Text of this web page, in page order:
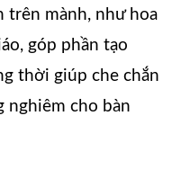
trên mành, như hoa
góp phần tạo
thời giúp che chắn
nghiêm cho bàn